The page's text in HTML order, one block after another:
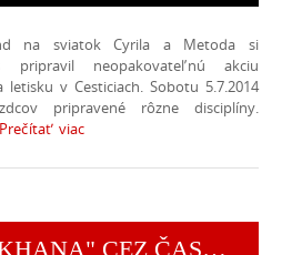
na sviatok Cyrila a Metoda si
neopakovateľnú akciu
v Cesticiach. Sobotu 5.7.2014
pripravené rôzne disciplíny.
Prečítať viac
RALLY "GYMKHANA" CEZ ČASOMIERU